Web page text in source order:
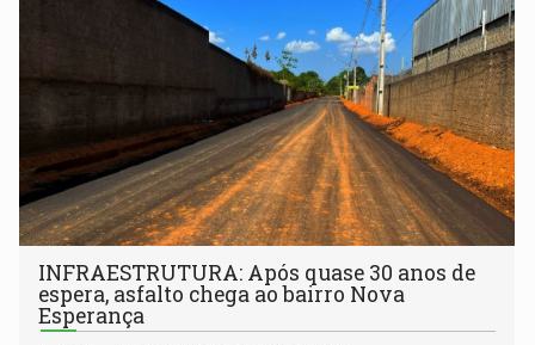
INFRAESTRUTURA: Após quase 30 anos de
espera, asfalto chega ao bairro Nova
Esperança